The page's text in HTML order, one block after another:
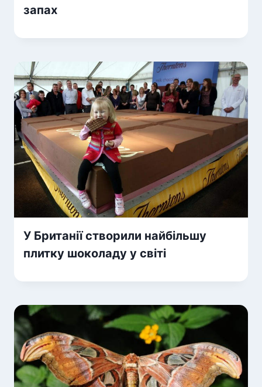
запах
У Британії створили найбільшу
плитку шоколаду у світі